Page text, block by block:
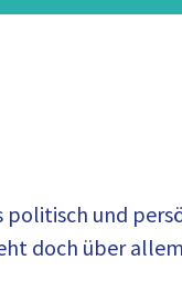
politisch und
doch über